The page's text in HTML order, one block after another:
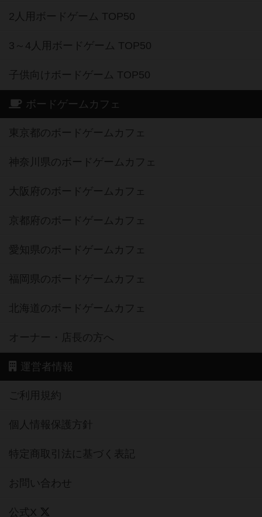
2人用ボードゲーム TOP50
3～4人用ボードゲーム TOP50
子供向けボードゲーム TOP50
ボードゲームカフェ
東京都のボードゲームカフェ
神奈川県のボードゲームカフェ
大阪府のボードゲームカフェ
京都府のボードゲームカフェ
愛知県のボードゲームカフェ
福岡県のボードゲームカフェ
北海道のボードゲームカフェ
オーナー・店長の方へ
運営者情報
ご利用規約
個人情報保護方針
特定商取引法に基づく表記
お問い合わせ
公式X